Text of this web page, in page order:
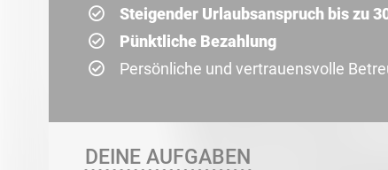
Steigender Urlaubsanspruch bis zu
Pünktliche Bezahlung
Persönliche und vertrauensvolle
DEINE AUFGABEN